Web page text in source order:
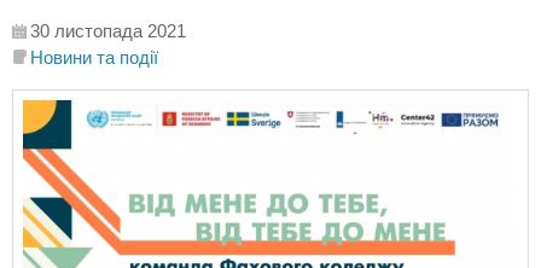
30 листопада 2021
Новини та події